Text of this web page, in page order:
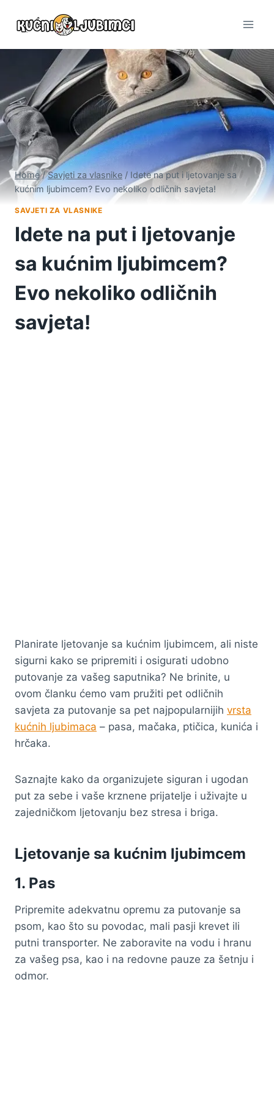
Home / Savjeti za vlasnike / Idete na put i ljetovanje sa
kućnim ljubimcem? Evo nekoliko odličnih savjeta!
SAVJETI ZA VLASNIKE
Idete na put i ljetovanje
sa kućnim ljubimcem?
Evo nekoliko odličnih
savjeta!
Planirate ljetovanje sa kućnim ljubimcem, ali niste
sigurni kako se pripremiti i osigurati udobno
putovanje za vašeg saputnika? Ne brinite, u
ovom članku ćemo vam pružiti pet odličnih
savjeta za putovanje sa pet najpopularnijih vrsta
kućnih ljubimaca – pasa, mačaka, ptičica, kunića i
hrčaka.
Saznajte kako da organizujete siguran i ugodan
put za sebe i vaše krznene prijatelje i uživajte u
zajedničkom ljetovanju bez stresa i briga.
Ljetovanje sa kućnim ljubimcem
1. Pas
Pripremite adekvatnu opremu za putovanje sa
psom, kao što su povodac, mali pasji krevet ili
putni transporter. Ne zaboravite na vodu i hranu
za vašeg psa, kao i na redovne pauze za šetnju i
odmor.